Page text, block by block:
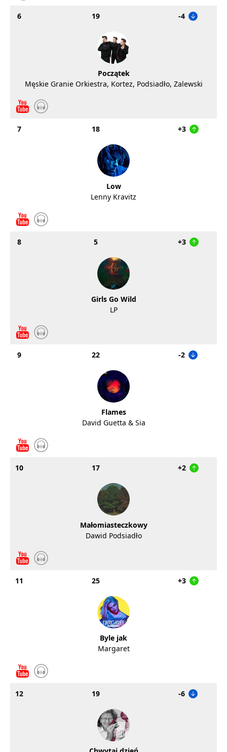
6 19 -4
Początek
Męskie Granie Orkiestra, Kortez, Podsiadło, Zalewski
7 18 +3
Low
Lenny Kravitz
8 5 +3
Girls Go Wild
LP
9 22 -2
Flames
David Guetta & Sia
10 17 +2
Małomiasteczkowy
Dawid Podsiadło
11 25 +3
Byle jak
Margaret
12 19 -6